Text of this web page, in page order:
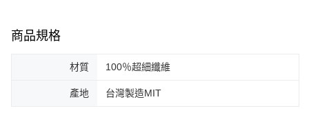
商品規格
材質 100％超細纖維
產地 台灣製造MIT